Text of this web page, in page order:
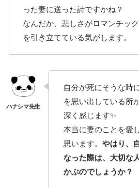
った妻に送った詩ですかね？
なんだか、悲しさがロマンチッ
を引き立てている気がします。
自分が死にそうな時
を思い出している所
深く感じます✨
本当に妻のことを愛
思います。 やはり、
なった際は、大切な
かぶのでしょうか？